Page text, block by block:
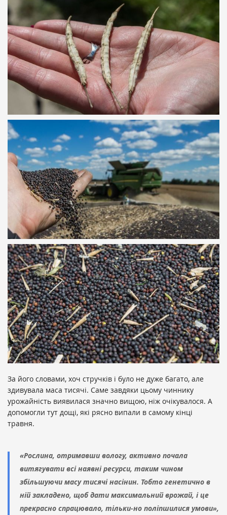
За його словами, хоч стручків і було не дуже багато, але
здивувала маса тисячі. Саме завдяки цьому чиннику
урожайність виявилася значно вищою, ніж очікувалося. А
допомогли тут дощі, які рясно випали в самому кінці
травня.
«Рослина, отримавши вологу, активно почала
витягувати всі наявні ресурси, таким чином
збільшуючи масу тисячі насінин. Тобто генетично в
ній закладено, щоб дати максимальний врожай, і це
прекрасно спрацювало, тільки-но поліпшилися умови»,